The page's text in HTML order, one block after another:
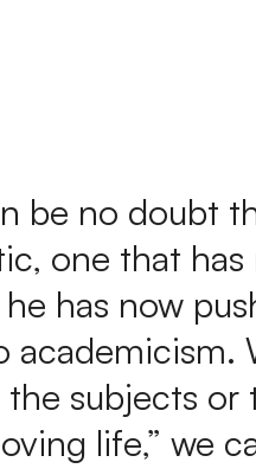
be no doubt
one that
has now
academicism.
subjects
life,” we